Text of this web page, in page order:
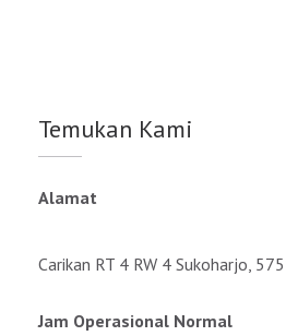
Temukan Kami
Alamat
Carikan RT 4 RW 4 Sukoharjo,
Jam Operasional Normal